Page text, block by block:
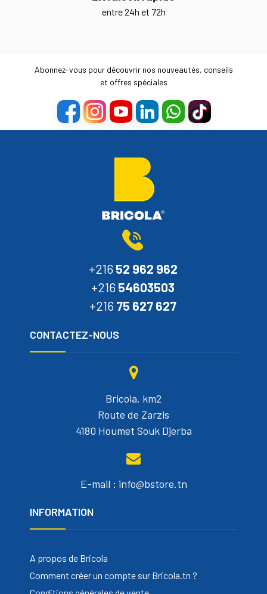
entre 24h et 72h
Abonnez-vous pour découvrir nos nouveautés, conseils
et offres spéciales
+216 52 962 962
+216 54603503
+216 75 627 627
CONTACTEZ-NOUS
Bricola, km2
Route de Zarzis
4180 Houmet Souk Djerba
E-mail : info@bstore.tn
INFORMATION
A propos de Bricola
Comment créer un compte sur Bricola.tn ?